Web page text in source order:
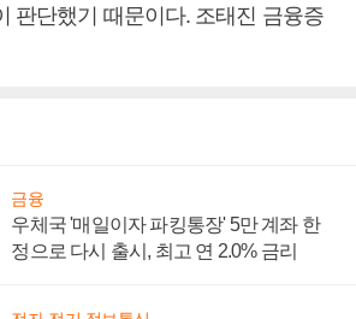
판단했기 때문이다. 조태진 금융증
금융
우체국 '매일이자 파킹통장' 5만 계좌 한
정으로 다시 출시, 최고 연 2.0% 금리